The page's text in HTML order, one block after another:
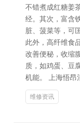
不错煮成红糖姜
经。其次，富含
脏、菠菜等，可
此外，高纤维食
改善便秘，收缩
质，如鸡蛋、豆
机能。 上海悟昂
维修资讯